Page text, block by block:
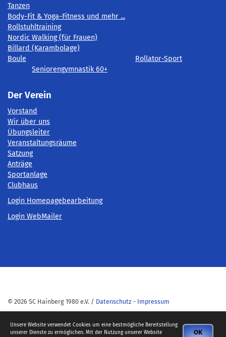
Tanzen
Body-Fit & Yoga-Fitness und mehr ...
Rollstuhltraining
Nordic Walking (für Frauen)
Billard (Karambolage)
Boule
Rollator-Sport
Seniorengymnastik 60+
Der Verein
Vorstand
Wir über uns
Übungsleiter
Veranstaltungsräume
Satzung
Anträge
Sportanlage
Clubhaus
Login Homepagebearbeitung
Login WebMailer
© 2026 SC Hainberg 1980 e.V. / Datenschutz - Impressum
OK
Unsere Website verwendet Cookies um eine bestmögliche Bereitstellung
unserer Dienste zu ermöglichen. Mit der Nutzung unserer Website